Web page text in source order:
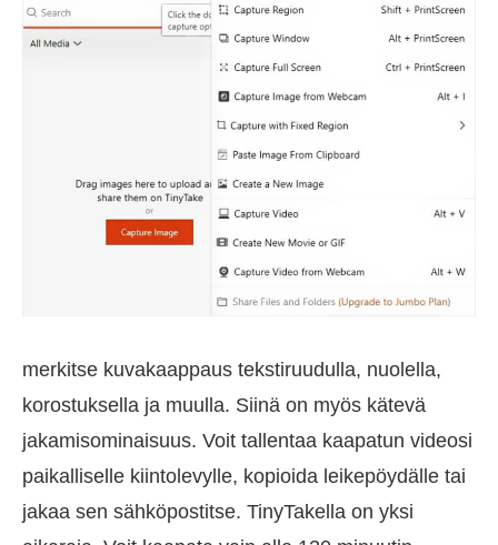
merkitse kuvakaappaus tekstiruudulla, nuolella,
korostuksella ja muulla. Siinä on myös kätevä
jakamisominaisuus. Voit tallentaa kaapatun videosi
paikalliselle kiintolevylle, kopioida leikepöydälle tai
jakaa sen sähköpostitse. TinyTakella on yksi